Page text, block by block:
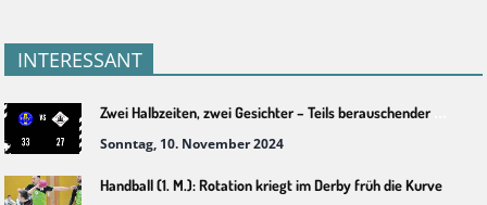
INTERESSANT
Sonntag, 10. November 2024
Handball (1. M.): Rotation kriegt im Derby früh die Kurve